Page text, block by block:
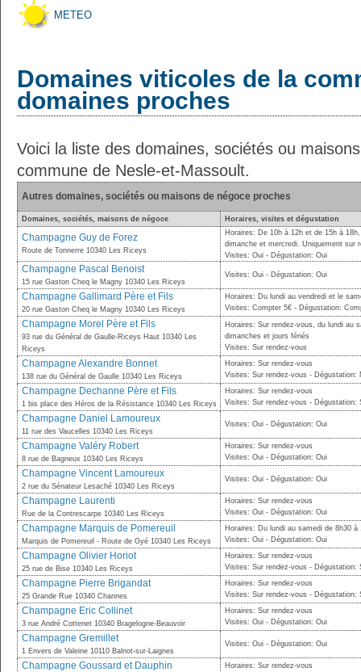
METEO
Domaines viticoles de la
domaines proches
Voici la liste des domaines, sociétés ou
commune de Nesle-et-Massoult.
Autres domaines, sociétés ou maisons de négoce proches
Domaines, sociétés, maisons de négoce Horaires, visites et dégustation
Champagne Guy de Forez
Route de Tonnerre 10340 Les Riceys
Horaires: De 10h à 12h et de 15h à
dimanche et mercredi. Uniquement sur
Visites: Oui - Dégustation: Oui
Champagne Pascal Benoist
15 rue Gaston Cheq le Magny 10340 Les Riceys
Visites: Oui - Dégustation: Oui
Champagne Gallimard Père et Fils
20 rue Gaston Cheq le Magny 10340 Les Riceys
Horaires: Du lundi au vendredi et le
Visites: Compter 5€ - Dégustation:
Champagne Morel Père et Fils
93 rue du Général de Gaulle-Riceys Haut 10340 Les
Riceys
Horaires: Sur rendez-vous, du lundi au
dimanches et jours fériés
Visites: Sur rendez-vous
Champagne Alexandre Bonnet
138 rue du Général de Gaulle 10340 Les Riceys
Horaires: Sur rendez-vous
Visites: Sur rendez-vous - Dégustation:
Champagne Dechanne Père et Fils
1 bis place des Héros de la Résistance 10340 Les Riceys
Horaires: Sur rendez-vous
Visites: Sur rendez-vous - Dégustation:
Champagne Daniel Lamoureux
11 rue des Vaucelles 10340 Les Riceys
Visites: Oui - Dégustation: Oui
Champagne Valéry Robert
8 rue de Bagneux 10340 Les Riceys
Horaires: Sur rendez-vous
Visites: Oui - Dégustation: Oui
Champagne Vincent Lamoureux
2 rue du Sénateur Lesaché 10340 Les Riceys
Visites: Oui - Dégustation: Oui
Champagne Laurenti
Rue de la Contrescarpe 10340 Les Riceys
Horaires: Sur rendez-vous
Visites: Oui - Dégustation: Oui
Champagne Marquis de Pomereuil
Marquis de Pomereuil - Route de Gyé 10340 Les Riceys
Horaires: Du lundi au samedi de 8h30 à
Visites: Oui - Dégustation: Oui
Champagne Olivier Horiot
25 rue de Bise 10340 Les Riceys
Horaires: Sur rendez-vous
Visites: Sur rendez-vous - Dégustation:
Champagne Pierre Brigandat
25 Grande Rue 10340 Channes
Horaires: Sur rendez-vous
Visites: Sur rendez-vous - Dégustation:
Champagne Eric Collinet
3 rue André Cottenet 10340 Bragelogne-Beauvoir
Horaires: Sur rendez-vous
Visites: Oui - Dégustation: Oui
Champagne Gremillet
1 Envers de Valeine 10110 Balnot-sur-Laignes
Visites: Oui - Dégustation: Oui
Champagne Goussard et Dauphin
Horaires: Sur rendez-vous